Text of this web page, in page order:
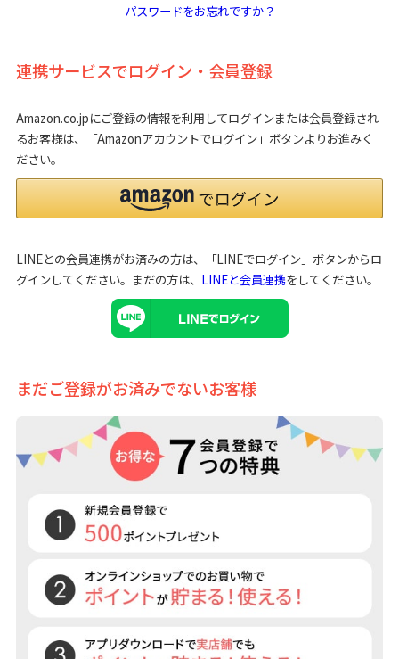
パスワードをお忘れですか？
連携サービスでログイン・会員登録
Amazon.co.jpにご登録の情報を利用してログインまたは会員登録され
るお客様は、「Amazonアカウントでログイン」ボタンよりお進みく
ださい。
LINEとの会員連携がお済みの方は、「LINEでログイン」ボタンからロ
グインしてください。まだの方は、 LINEと会員連携をしてください。
まだご登録がお済みでないお客様